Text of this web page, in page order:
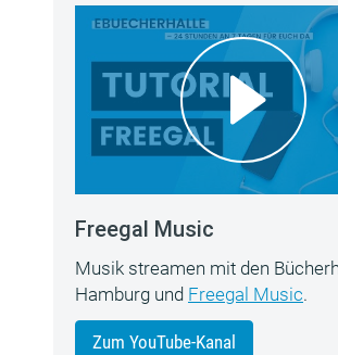
Freegal Music
Musik streamen mit den
Hamburg und Freegal Music.
Zum YouTube-Kanal